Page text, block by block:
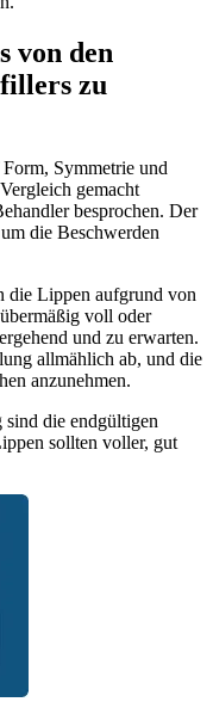
von den
zu
Symmetrie und
gemacht
besprochen. Der
die Beschwerden
die Lippen aufgrund von
voll oder
und zu erwarten.
allmählich ab, und die
anzunehmen.
die endgültigen
sollten voller, gut